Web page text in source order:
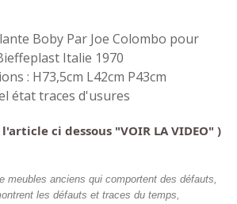
Boby Par Joe Colombo pour
Italie 1970
: H73,5cm L42cm P43cm
état traces d'usures
ci dessous "VOIR LA VIDEO" )
meubles anciens qui comportent des défauts,
les défauts et traces du temps,